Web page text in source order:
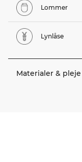
Lommer
Lynlåse
Materialer & pleje